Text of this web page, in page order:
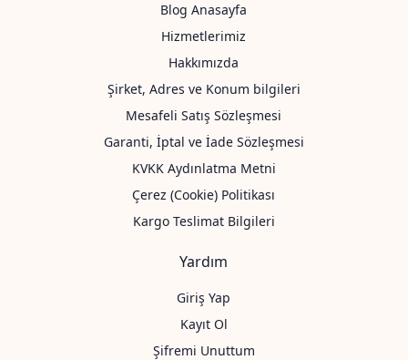
Blog Anasayfa
Hizmetlerimiz
Hakkımızda
Şirket, Adres ve Konum bilgileri
Mesafeli Satış Sözleşmesi
Garanti, İptal ve İade Sözleşmesi
KVKK Aydınlatma Metni
Çerez (Cookie) Politikası
Kargo Teslimat Bilgileri
Yardım
Giriş Yap
Kayıt Ol
Şifremi Unuttum